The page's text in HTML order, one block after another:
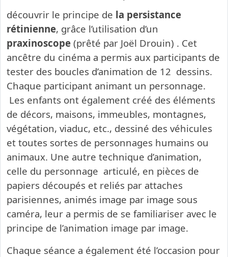
découvrir le principe de la persistance
rétinienne, grâce l’utilisation d’un
praxinoscope (prêté par Joël Drouin) . Cet
ancêtre du cinéma a permis aux participants de
tester des boucles d’animation de 12 dessins.
Chaque participant animant un personnage.
Les enfants ont également créé des éléments
de décors, maisons, immeubles, montagnes,
végétation, viaduc, etc., dessiné des véhicules
et toutes sortes de personnages humains ou
animaux. Une autre technique d’animation,
celle du personnage articulé, en pièces de
papiers découpés et reliés par attaches
parisiennes, animés image par image sous
caméra, leur a permis de se familiariser avec le
principe de l’animation image par image.
Chaque séance a également été l’occasion pour